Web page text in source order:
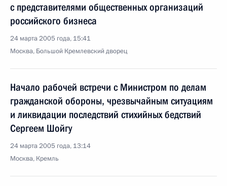
с представителями общественных организаций
российского бизнеса
24 марта 2005 года, 15:41
Москва, Большой Кремлевский дворец
Начало рабочей встречи с Министром по делам
гражданской обороны, чрезвычайным ситуациям
и ликвидации последствий стихийных бедствий
Сергеем Шойгу
24 марта 2005 года, 13:14
Москва, Кремль